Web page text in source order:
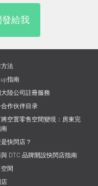
給我
法
up指南
陸公司註冊服務
合作伙伴目录
空置零售空間變現：房東完
南
快閃店？
與 DTC 品牌開設快閃店指南
間
店